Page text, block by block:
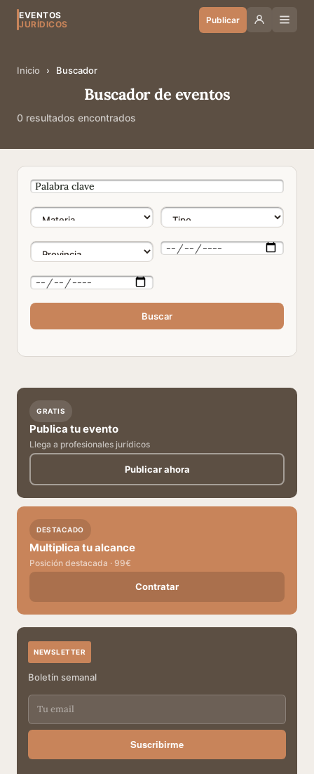
EVENTOS
JURÍDICOS
Publicar
Inicio › Buscador
Buscador de eventos
0 resultados encontrados
Buscar
GRATIS
Publica tu evento
Llega a profesionales jurídicos
Publicar ahora
DESTACADO
Multiplica tu alcance
Posición destacada · 99€
Contratar
NEWSLETTER
Boletín semanal
Suscribirme